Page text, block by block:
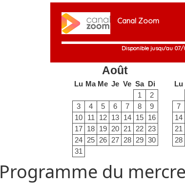
Canal Zoom
Disponible jusqu'au
Août
Lu Ma Me Je Ve Sa Di
1
2
3
4 5 6 7 8
9
10
11 12 13 14 15 16
17 18 19 20 21 22 23
24 25 26 27 28 29 30
31
Lu
7
14
21
28
Programme du